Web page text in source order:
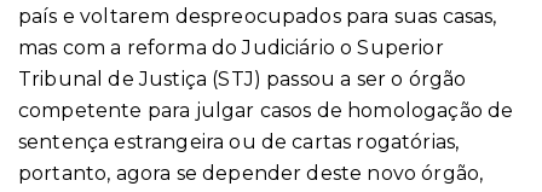
país e voltarem despreocupados para suas casas,
mas com a reforma do Judiciário o Superior
Tribunal de Justiça (STJ) passou a ser o órgão
competente para julgar casos de homologação de
sentença estrangeira ou de cartas rogatórias,
portanto, agora se depender deste novo órgão,